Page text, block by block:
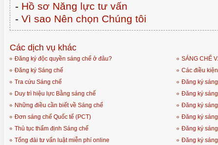
- Hồ sơ Năng lực tư vấn
- Vì sao Nên chọn Chúng tôi
Các dịch vụ khác
Đăng ký độc quyền sáng chế ở đâu?
Đăng ký Sáng chế
Tra cứu Sáng chế
Duy trì hiệu lực Bằng sáng chế
Những điều cần biết về Sáng chế
Đơn sáng chế Quốc tế (PCT)
Thủ tục thẩm định Sáng chế
Tổng đài tư vấn luật miễn phí online
SÁNG CHẾ
Các điều
Đăng ký
Đăng ký
Đăng ký
Đăng ký
Đăng ký
Đăng ký